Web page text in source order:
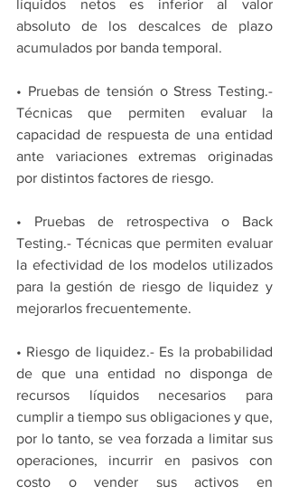
líquidos netos es inferior al valor
absoluto de los descalces de plazo
acumulados por banda temporal.
• Pruebas de tensión o Stress Testing.-
Técnicas que permiten evaluar la
capacidad de respuesta de una entidad
ante variaciones extremas originadas
por distintos factores de riesgo.
• Pruebas de retrospectiva o Back
Testing.- Técnicas que permiten evaluar
la efectividad de los modelos utilizados
para la gestión de riesgo de liquidez y
mejorarlos frecuentemente.
• Riesgo de liquidez.- Es la probabilidad
de que una entidad no disponga de
recursos líquidos necesarios para
cumplir a tiempo sus obligaciones y que,
por lo tanto, se vea forzada a limitar sus
operaciones, incurrir en pasivos con
costo o vender sus activos en